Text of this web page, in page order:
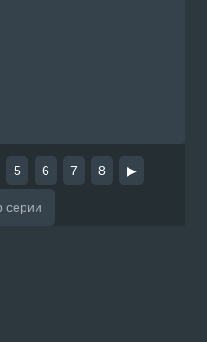
5 6 7 8 ▶